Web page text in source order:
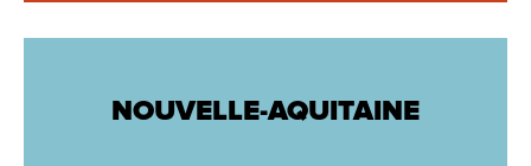
NOUVELLE-AQUITAINE